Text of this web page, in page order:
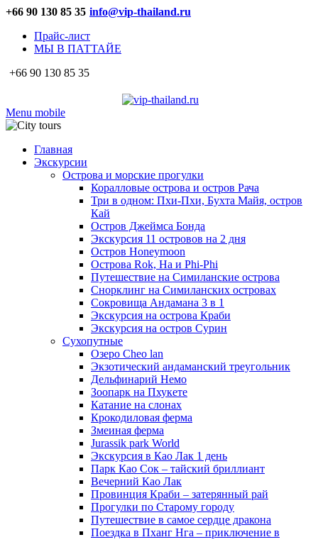
+66 90 130 85 35 info@vip-thailand.ru
Прайс-лист
МЫ В ПАТТАЙЕ
+66 90 130 85 35
Menu mobile
Главная
Экскурсии
Острова и морские прогулки
Коралловые острова и остров Рача
Три в одном: Пхи-Пхи, Бухта Майя, остров
Кай
Остров Джеймса Бонда
Экскурсия 11 островов на 2 дня
Остров Honeymoon
Острова Rok, Ha и Phi-Phi
Путешествие на Симиланские острова
Снорклинг на Симиланских островах
Сокровища Андамана 3 в 1
Экскурсия на острова Краби
Экскурсия на остров Сурин
Сухопутные
Озеро Cheo lan
Экзотический андаманский треугольник
Дельфинарий Немо
Зоопарк на Пхукете
Катание на слонах
Крокодиловая ферма
Змеиная ферма
Jurassik park World
Экскурсия в Као Лак 1 день
Парк Као Сок – тайский бриллиант
Вечерний Као Лак
Провинция Краби – затерянный рай
Прогулки по Старому городу
Путешествие в самое сердце дракона
Поездка в Пханг Нга – приключение в